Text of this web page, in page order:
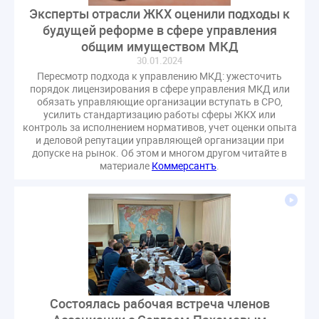
Комиссия РСПП по ЖКХ
Конституционный Суд
Кошелев Пахомов
Лицензии М.Геллер
МЧС
Награды Новая УК
ПМЭФ-2024
ПМЮФ
Перепланировка ОДИ
Пломба
Поручение Президента
Правительства РФ
Правительство диагностика
Праздники
РКЦ
Разъяснения
Регулирование Малахов
Резолюция
Рейтинг
Свидетельство о поверке
Собрание собственников
Стратегия развития ЖКХ 2030
Судебная практика ЖКХ
Требования
арендатор
вентиляционные каналы
внеплановые проверки
выбор УК
гарантийная управляющая компания
Эксперты отрасли ЖКХ оценили подходы к
будущей реформе в сфере управления
общим имуществом МКД
30.01.2024
Пересмотр подхода к управлению МКД: ужесточить
порядок лицензирования в сфере управления МКД или
обязать управляющие организации вступать в СРО,
усилить стандартизацию работы сферы ЖКХ или
контроль за исполнением нормативов, учет оценки опыта
и деловой репутации управляющей организации при
допуске на рынок. Об этом и многом другом читайте в
материале Коммерсантъ
Состоялась рабочая встреча членов